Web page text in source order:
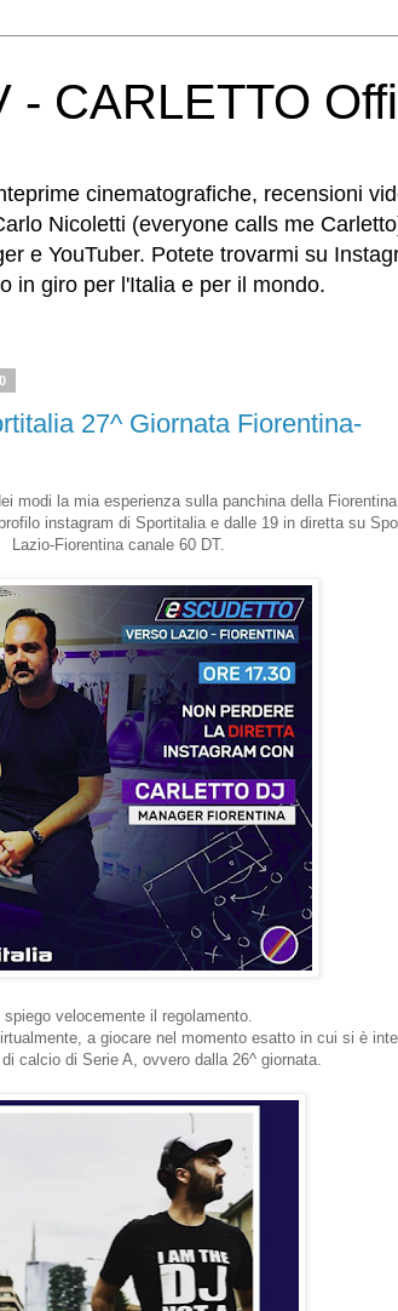
- CARLETTO
cinematografiche, recensioni
Nicoletti (everyone calls me
e YouTuber. Potete trovarmi su
in giro per l'Italia e per il mondo.
27^ Giornata Fiorentina-
modi la mia esperienza sulla panchina della Fiorentina.
instagram di Sportitalia e dalle 19 in diretta su
Lazio-Fiorentina canale 60 DT.
spiego velocemente il regolamento.
a giocare nel momento esatto in cui si è
calcio di Serie A, ovvero dalla 26^ giornata.